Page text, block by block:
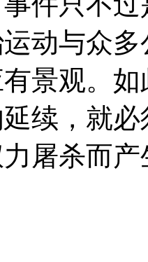
动与众
景观。
延续，就
屠杀而